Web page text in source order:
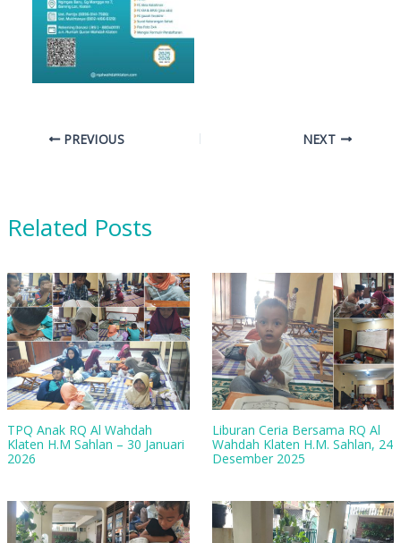
PREVIOUS NEXT
Related Posts
TPQ Anak RQ Al Wahdah
Klaten H.M Sahlan – 30 Januari
2026
Liburan Ceria Bersama RQ Al
Wahdah Klaten H.M. Sahlan, 24
Desember 2025